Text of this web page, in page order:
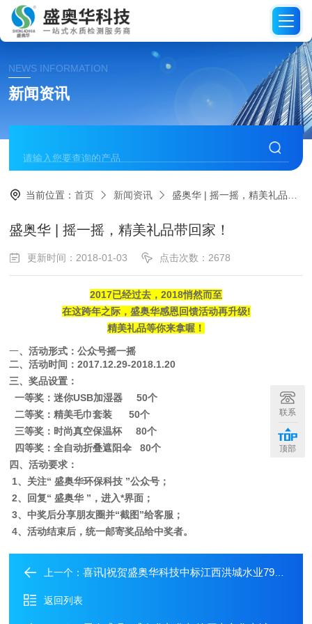
NEWS INFORMATION
新闻资讯
当前位置：首页 新闻资讯 盛奥华 | 摇一摇，精美礼品带回家！
盛奥华 | 摇一摇，精美礼品带回家！
更新时间：2018-01-03 点击次数：2678
2017已经过去，2018悄然而至
在这跨年之际，盛奥华感恩回馈活动再升级!
精美礼品等你来拿喔！
一、活动形式：公众号摇一摇
二、活动时间：2017.12.29-2018.1.20
三、奖品设置：
一等奖：迷你USB加湿器 50个
二等奖：精美毛巾套装 50个
三等奖：时尚真空保温杯 80个
四等奖：全自动折叠遮阳伞 80个
四、活动要求：
1、关注“ 盛奥华环保科技 ”公众号；
2、回复“ 盛奥华 ” ，进入*界面 ；
3、中奖后分享朋友圈并“截图”给客服；
4、活动结束后，统一邮寄奖品给中奖者。
上一个：喜讯|祝贺盛奥华科技中标江西洪城水业79套COD回流消解器项目
返回列表
联系
顶部